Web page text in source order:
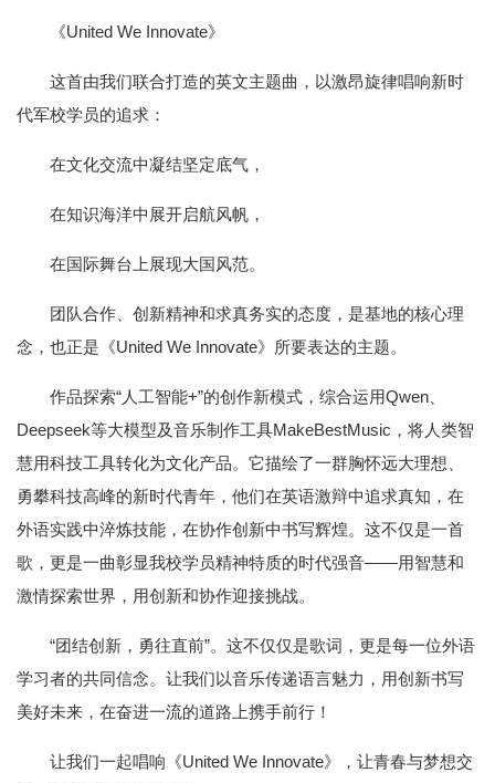
《United We Innovate》
这首由我们联合打造的英文主题曲，以激昂旋律唱响新时
代军校学员的追求：
在文化交流中凝结坚定底气，
在知识海洋中展开启航风帆，
在国际舞台上展现大国风范。
团队合作、创新精神和求真务实的态度，是基地的核心理
念，也正是《United We Innovate》所要表达的主题。
作品探索“人工智能+”的创作新模式，综合运用Qwen、
Deepseek等大模型及音乐制作工具MakeBestMusic，将人类智
慧用科技工具转化为文化产品。它描绘了一群胸怀远大理想、
勇攀科技高峰的新时代青年，他们在英语激辩中追求真知，在
外语实践中淬炼技能，在协作创新中书写辉煌。这不仅是一首
歌，更是一曲彰显我校学员精神特质的时代强音——用智慧和
激情探索世界，用创新和协作迎接挑战。
“团结创新，勇往直前”。这不仅仅是歌词，更是每一位外语
学习者的共同信念。让我们以音乐传递语言魅力，用创新书写
美好未来，在奋进一流的道路上携手前行！
让我们一起唱响《United We Innovate》，让青春与梦想交